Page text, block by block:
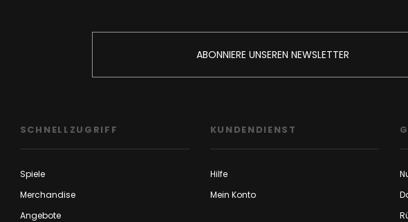
ABONNIERE UNSEREN NEWSLETTER
SCHNELLZUGRIFF
Spiele
Merchandise
Angebote
KUNDENDIENST
Hilfe
Mein Konto